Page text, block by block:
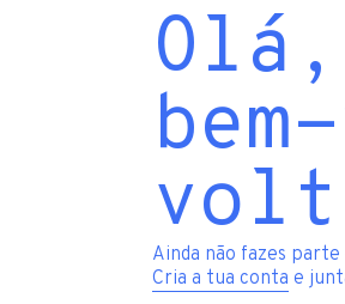
Olá,
Ainda não fazes parte
Cria a tua conta e